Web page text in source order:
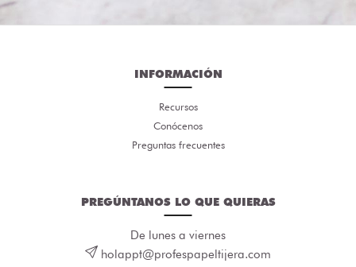
INFORMACIÓN
Recursos
Conócenos
Preguntas frecuentes
PREGÚNTANOS LO QUE QUIERAS
De lunes a viernes
holappt@profespapeltijera.com